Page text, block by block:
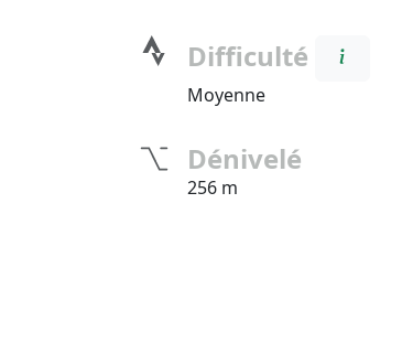
Difficulté
Moyenne
Dénivelé
256 m